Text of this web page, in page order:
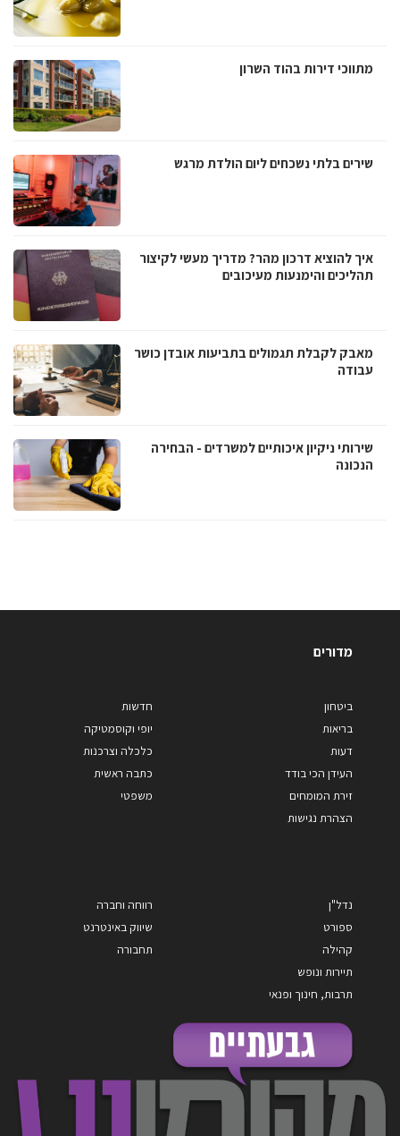
מתווכי דירות בהוד השרון
שירים בלתי נשכחים ליום הולדת מרגש
איך להוציא דרכון מהר? מדריך מעשי לקיצור
תהליכים והימנעות מעיכובים
מאבק לקבלת תגמולים בתביעות אובדן כושר
עבודה
שירותי ניקיון איכותיים למשרדים - הבחירה
הנכונה
מדורים
ביטחון
בריאות
דעות
העידן הכי בודד
זירת המומחים
הצהרת נגישות
חדשות
יופי וקוסמטיקה
כלכלה וצרכנות
כתבה ראשית
משפטי
נדל"ן
ספורט
קהילה
תיירות ונופש
תרבות, חינוך ופנאי
רווחה וחברה
שיווק באינטרנט
תחבורה